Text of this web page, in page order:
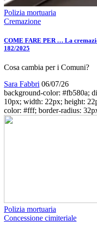
Polizia mortuaria
Cremazione
COME FARE PER … La
182/2025
Cosa cambia per i Comuni?
Sara Fabbri 06/07/26
background-color: #fb580a;
10px; width: 22px; height:
color: #fff; border-radius:
Polizia mortuaria
Concessione cimiteriale